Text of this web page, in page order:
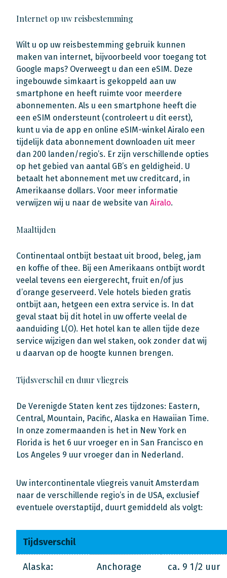
Internet op uw reisbestemming
Wilt u op uw reisbestemming gebruik kunnen
maken van internet, bijvoorbeeld voor toegang tot
Google maps? Overweegt u dan een eSIM. Deze
ingebouwde simkaart is gekoppeld aan uw
smartphone en heeft ruimte voor meerdere
abonnementen. Als u een smartphone heeft die
een eSIM ondersteunt (controleert u dit eerst),
kunt u via de app en online eSIM-winkel Airalo een
tijdelijk data abonnement downloaden uit meer
dan 200 landen/regio’s. Er zijn verschillende opties
op het gebied van aantal GB’s en geldigheid. U
betaalt het abonnement met uw creditcard, in
Amerikaanse dollars. Voor meer informatie
verwijzen wij u naar de website van Airalo.
Maaltijden
Continentaal ontbijt bestaat uit brood, beleg, jam
en koffie of thee. Bij een Amerikaans ontbijt wordt
veelal tevens een eiergerecht, fruit en/of jus
d’orange geserveerd. Vele hotels bieden gratis
ontbijt aan, hetgeen een extra service is. In dat
geval staat bij dit hotel in uw offerte veelal de
aanduiding L(O). Het hotel kan te allen tijde deze
service wijzigen dan wel staken, ook zonder dat wij
u daarvan op de hoogte kunnen brengen.
Tijdsverschil en duur vliegreis
De Verenigde Staten kent zes tijdzones: Eastern,
Central, Mountain, Pacific, Alaska en Hawaiian Time.
In onze zomermaanden is het in New York en
Florida is het 6 uur vroeger en in San Francisco en
Los Angeles 9 uur vroeger dan in Nederland.
Uw intercontinentale vliegreis vanuit Amsterdam
naar de verschillende regio’s in de USA, exclusief
eventuele overstaptijd, duurt gemiddeld als volgt:
Tijdsverschil
Alaska: Anchorage ca. 9 1/2 uur